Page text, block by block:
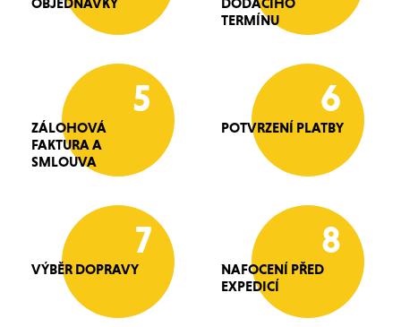
TERMÍNU
5
ZÁLOHOVÁ
FAKTURA A
SMLOUVA
6
POTVRZENÍ PLATBY
7
VÝBĚR DOPRAVY
8
NAFOCENÍ PŘED
EXPEDICÍ